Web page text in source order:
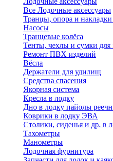
Все Лодочные аксессуары
Транцы, опора и
Насосы
Транцевые колёса
Тенты, чехлы и сумки для
Ремонт ПВХ изделий
Вёсла
Держатели для удилищ
Средства спасения
Якорная система
Кресла в лодку
Дно в лодку пайолы
Коврики в лодку ЭВА
Столики, сиденья и др. в
Тахометры
Манометры
Лодочная фурнитура